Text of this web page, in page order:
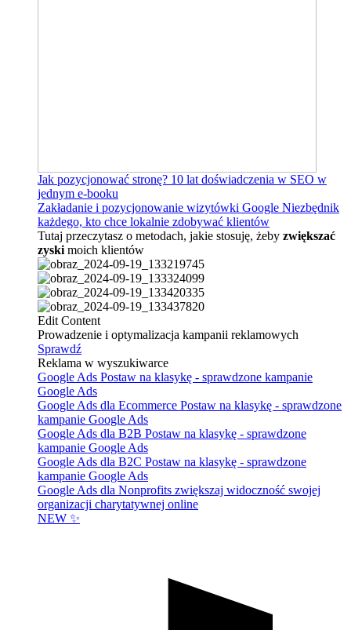
Jak pozycjonować stronę? 10 lat doświadczenia w SEO w
jednym e-booku
Zakładanie i pozycjonowanie wizytówki Google Niezbędnik
każdego, kto chce lokalnie zdobywać klientów
Tutaj przeczytasz o metodach, jakie stosuję, żeby zwiększać
zyski moich klientów
Edit Content
Prowadzenie i optymalizacja kampanii reklamowych
Sprawdź
Reklama w wyszukiwarce
Google Ads Postaw na klasykę - sprawdzone kampanie
Google Ads
Google Ads dla Ecommerce Postaw na klasykę - sprawdzone
kampanie Google Ads
Google Ads dla B2B Postaw na klasykę - sprawdzone
kampanie Google Ads
Google Ads dla B2C Postaw na klasykę - sprawdzone
kampanie Google Ads
Google Ads dla Nonprofits zwiększaj widoczność swojej
organizacji charytatywnej online
NEW ✨